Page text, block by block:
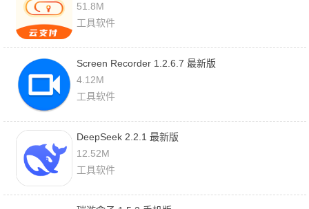
51.8M
工具软件
Screen Recorder 1.2.6.7 最新版
4.12M
工具软件
DeepSeek 2.2.1 最新版
12.52M
工具软件